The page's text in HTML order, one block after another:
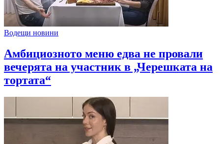
Водещи новини
Амбициозното меню едва не провали
вечерята на участник в „Черешката на
тортата“